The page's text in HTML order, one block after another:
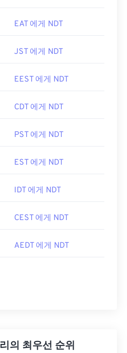
EAT 에게 NDT
JST 에게 NDT
EEST 에게 NDT
CDT 에게 NDT
PST 에게 NDT
EST 에게 NDT
IDT 에게 NDT
CEST 에게 NDT
AEDT 에게 NDT
의 최우선 순위